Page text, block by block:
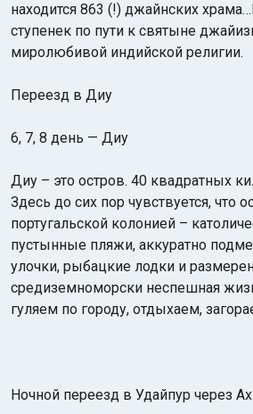
находится 863 (!) джайнских
cтупенек по пути к святыне
миролюбивой индийской религии.
Переезд в Диу
6, 7, 8 день — Диу
Диу – это остров. 40 квадратных
Здесь до сих пор чувствуется, что
португальской колонией –
пустынные пляжи, аккуратно
улочки, рыбацкие лодки и
средиземноморски неспешная
гуляем по городу, отдыхаем,
Ночной переезд в Удайпур через